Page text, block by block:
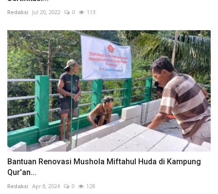
Redaksi Jul 20, 2022 0 113
Bantuan Renovasi Mushola Miftahul Huda di Kampung
Qur'an...
Redaksi Apr 8, 2024 0 128